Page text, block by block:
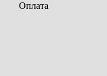
Оплата